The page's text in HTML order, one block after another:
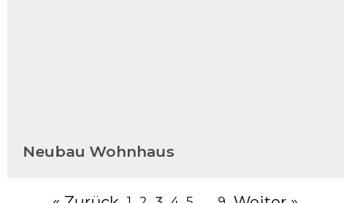
Neubau Wohnhaus